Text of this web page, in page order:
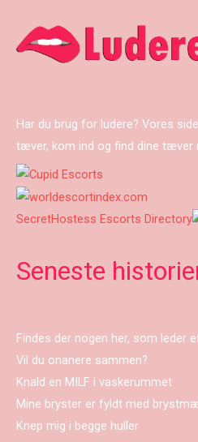
Har du brug for ludere? Vores
tæver, kom ind og find dine tæver
SecretHostess Escorts Directory
Seneste
Findes der nogen her, som leder
Vil du onanere sammen?
Knald en MILF i vaskerummet
Mine bryster er fyldt med
Knep mig i begge huller